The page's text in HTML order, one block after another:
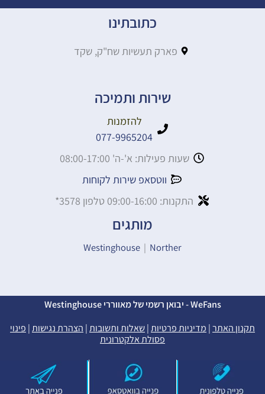
כתובתינו
פארק תעשיות שח"ק, שקד
שירות ותמיכה
להזמנות
077-9965204
שעות פעילות: א'-ה' 08:00-17:00
ווטסאפ שירות לקוחות
התקנות: 09:00-16:00 טלפון 3578*
מותגים
Westinghouse | Norther
WeFans - יבואן רשמי של מאווררי Westinghouse
תקנון האתר| מדיניות פרטיות|שאלות ותשובות| הצהרת נגישות| פינוי
פסולת אלקטרונית